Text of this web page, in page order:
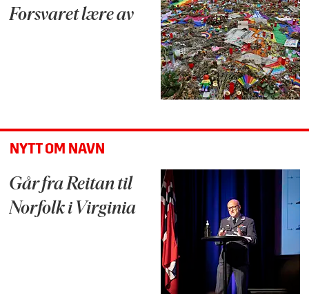
Forsvaret lære av
NYTT OM NAVN
Går fra Reitan til
Norfolk i Virginia